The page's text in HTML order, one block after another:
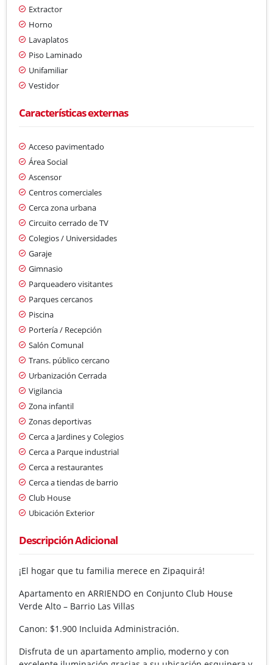
Extractor
Horno
Lavaplatos
Piso Laminado
Unifamiliar
Vestidor
Características externas
Acceso pavimentado
Área Social
Ascensor
Centros comerciales
Cerca zona urbana
Circuito cerrado de TV
Colegios / Universidades
Garaje
Gimnasio
Parqueadero visitantes
Parques cercanos
Piscina
Portería / Recepción
Salón Comunal
Trans. público cercano
Urbanización Cerrada
Vigilancia
Zona infantil
Zonas deportivas
Cerca a Jardines y Colegios
Cerca a Parque industrial
Cerca a restaurantes
Cerca a tiendas de barrio
Club House
Ubicación Exterior
Descripción Adicional
¡El hogar que tu familia merece en Zipaquirá!
Apartamento en ARRIENDO en Conjunto Club House
Verde Alto – Barrio Las Villas
Canon: $1.900 Incluida Administración.
Disfruta de un apartamento amplio, moderno y con